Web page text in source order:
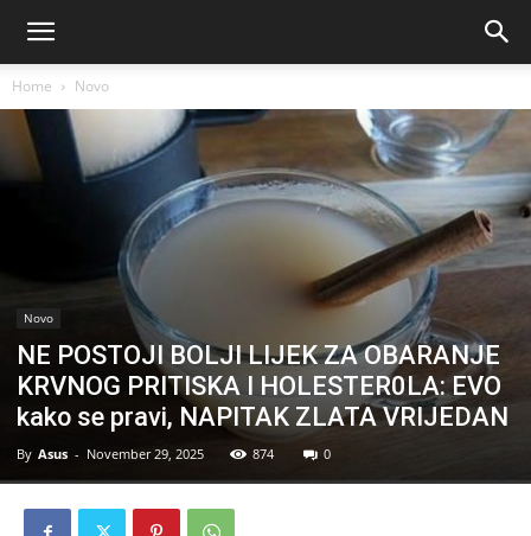
Home Novo
Novo
NE POSTOJI BOLJI LIJEK ZA OBARANJE
KRVNOG PRITISKA I HOLESTER0LA: EVO
kako se pravi, NAPITAK ZLATA VRIJEDAN
By Asus - November 29, 2025 874 0